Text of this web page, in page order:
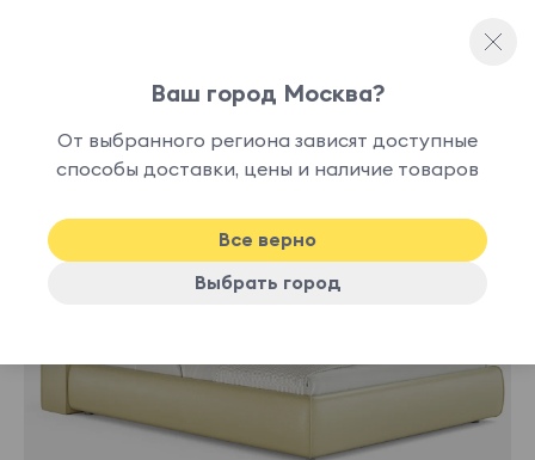
наличии
Ваш город Москва?
От выбранного региона зависят доступные
способы доставки, цены и наличие товаров
Все верно
Выбрать город